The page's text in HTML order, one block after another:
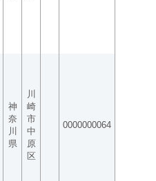
神
奈
川
県
川
崎
市
中
原
区
0000000064